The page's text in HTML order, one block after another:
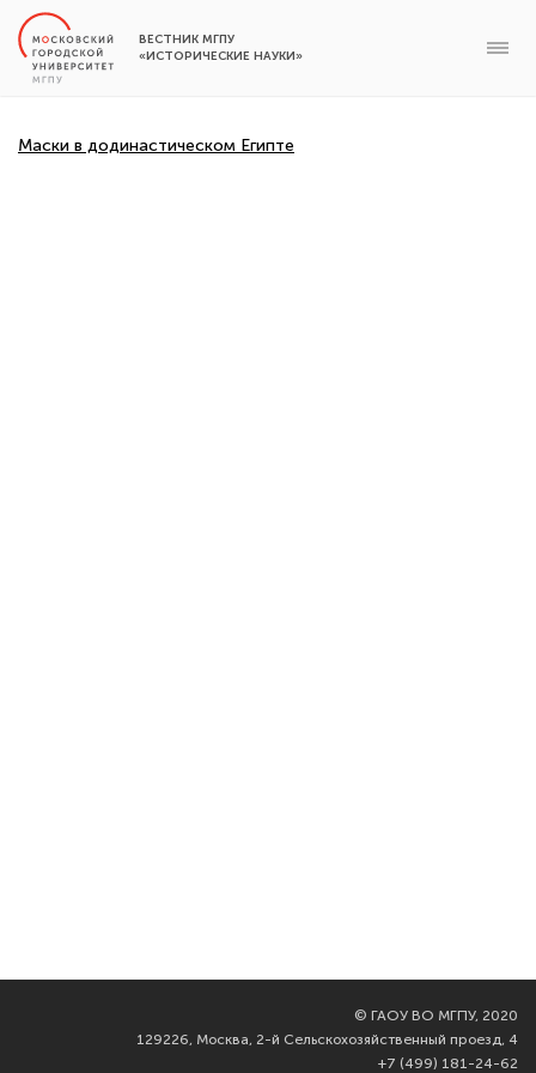
ВЕСТНИК МГПУ
«ИСТОРИЧЕСКИЕ НАУКИ»
Маски в додинастическом Египте
© ГАОУ ВО МГПУ, 2020
129226, Москва, 2-й Сельскохозяйственный проезд, 4
+7 (499) 181-24-62